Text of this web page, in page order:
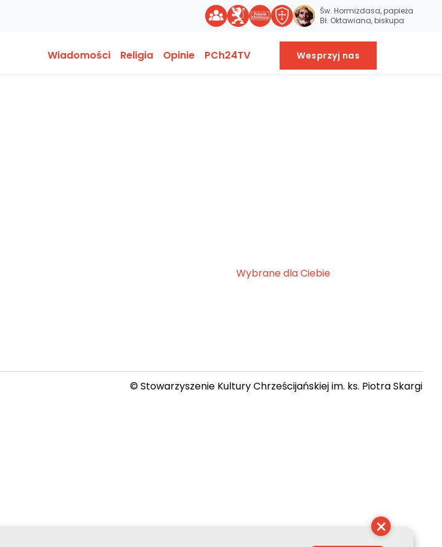
Św. Hormizdasa, papieża
Bł. Oktawiana, biskupa
Wiadomości Religia Opinie PCh24TV Wesprzyj nas
Wybrane dla Ciebie
© Stowarzyszenie Kultury Chrześcijańskiej im. ks. Piotra Skargi
×